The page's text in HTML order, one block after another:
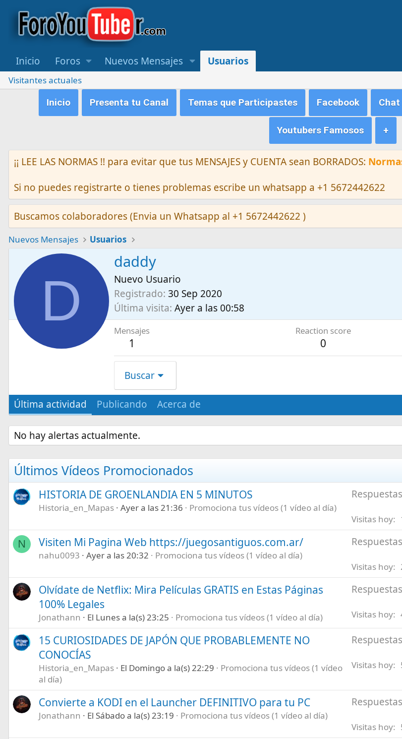
Inicio Foros Nuevos Mensajes Usuarios
Visitantes actuales
Inicio
Presenta tu Canal Temas que Participastes Facebook Chat
Youtubers Famosos +
¡¡ LEE LAS NORMAS !! para evitar que tus MENSAJES y CUENTA sean BORRADOS:
Si no puedes registrarte o tienes problemas escribe un whatsapp a +1 5672442622
Buscamos colaboradores (Envia un Whatsapp al +1 5672442622 )
Nuevos Mensajes Usuarios
D
daddy
Nuevo Usuario
Registrado 30 Sep 2020
Última visita Ayer a las 00:58
Mensajes
1
Reaction score
0
Buscar
Última actividad Publicando Acerca de
No hay alertas actualmente.
Últimos Vídeos Promocionados
HISTORIA DE GROENLANDIA EN 5 MINUTOS
Historia_en_Mapas Ayer a las 21:36 Promociona tus vídeos (1 vídeo al día)
Respuestas
Visitas hoy
N Visiten Mi Pagina Web https://juegosantiguos.com.ar/
nahu0093 Ayer a las 20:32 Promociona tus vídeos (1 vídeo al día)
Respuestas
Visitas hoy
Olvídate de Netflix: Mira Películas GRATIS en Estas Páginas
100% Legales
Jonathann El Lunes a la(s) 23:25 Promociona tus vídeos (1 vídeo al día)
Respuestas
Visitas hoy
15 CURIOSIDADES DE JAPÓN QUE PROBABLEMENTE NO
CONOCÍAS
Historia_en_Mapas El Domingo a la(s) 22:29
Promociona tus vídeos (1 vídeo
al día)
Respuestas
Visitas hoy
Convierte a KODI en el Launcher DEFINITIVO para tu PC
Jonathann El Sábado a la(s) 23:19 Promociona tus vídeos (1 vídeo al día)
Respuestas
Visitas hoy